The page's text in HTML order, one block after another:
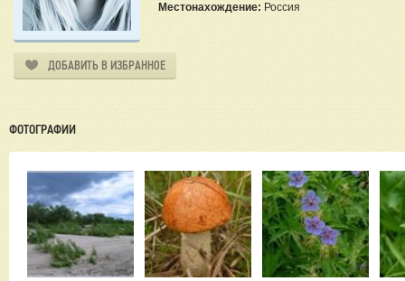
Местонахождение: Россия
ДОБАВИТЬ В ИЗБРАННОЕ
ФОТОГРАФИИ